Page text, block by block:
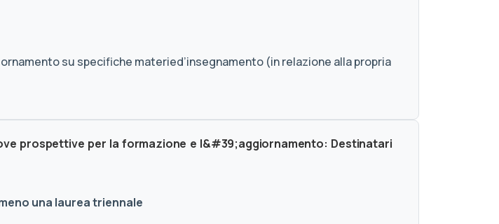
su specifiche materied’insegnamento (in relazione alla propria
prospettive per la formazione e l&#39;aggiornamento: Destinatari
una laurea triennale